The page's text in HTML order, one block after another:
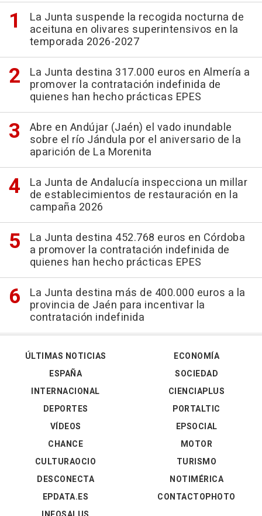
La Junta suspende la recogida nocturna de
aceituna en olivares superintensivos en la
temporada 2026-2027
La Junta destina 317.000 euros en Almería a
promover la contratación indefinida de
quienes han hecho prácticas EPES
Abre en Andújar (Jaén) el vado inundable
sobre el río Jándula por el aniversario de la
aparición de La Morenita
La Junta de Andalucía inspecciona un millar
de establecimientos de restauración en la
campaña 2026
La Junta destina 452.768 euros en Córdoba
a promover la contratación indefinida de
quienes han hecho prácticas EPES
La Junta destina más de 400.000 euros a la
provincia de Jaén para incentivar la
contratación indefinida
ÚLTIMAS NOTICIAS
ESPAÑA
INTERNACIONAL
DEPORTES
VÍDEOS
ECONOMÍA
SOCIEDAD
CIENCIAPLUS
PORTALTIC
EPSOCIAL
CHANCE
CULTURAOCIO
DESCONECTA
EPDATA.ES
MOTOR
TURISMO
NOTIMÉRICA
CONTACTOPHOTO